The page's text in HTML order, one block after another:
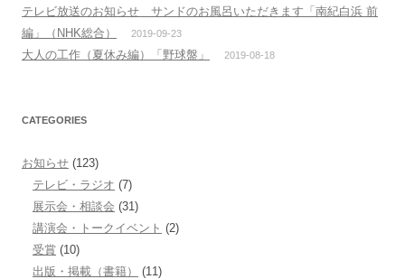
テレビ放送のお知らせ サンドのお風呂いただきます「南紀白浜 前
編」（NHK総合）
2019-09-23
大人の工作（夏休み編）「野球盤」 2019-08-18
CATEGORIES
お知らせ (123)
テレビ・ラジオ (7)
展示会・相談会 (31)
講演会・トークイベント (2)
受賞 (10)
出版・掲載（書籍）
(11)